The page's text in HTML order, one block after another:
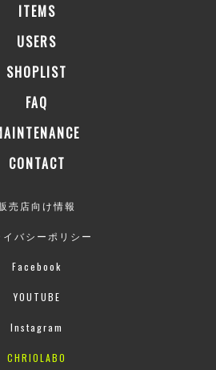
ITEMS
USERS
SHOPLIST
FAQ
CONTACT
売店向け情報
イバシーポリシー
Facebook
YOUTUBE
Instagram
CHRIOLABO